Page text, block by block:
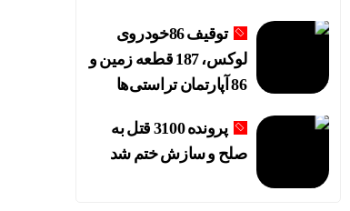
توقیف 86خودروی
لوکس، 187 قطعه زمین و
86 آپارتمان تراستی‌ها
پرونده 3100 قتل به
صلح و سازش ختم شد